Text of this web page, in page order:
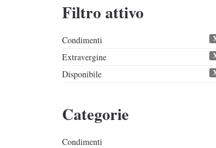
Filtro attivo
Condimenti
Extravergine
Disponibile
Categorie
Condimenti